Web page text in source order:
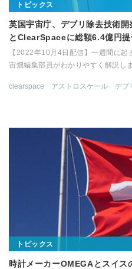
トピックス
英国宇宙庁、デブリ除去技術
とClearSpaceに総額6.4億円提
【2022年10月4日配信】一週間に
宙畑編集部員がわかりやすく解説しま
clearspace アストロスケール デブ
トピックス
時計メーカーOMEGAとスイス